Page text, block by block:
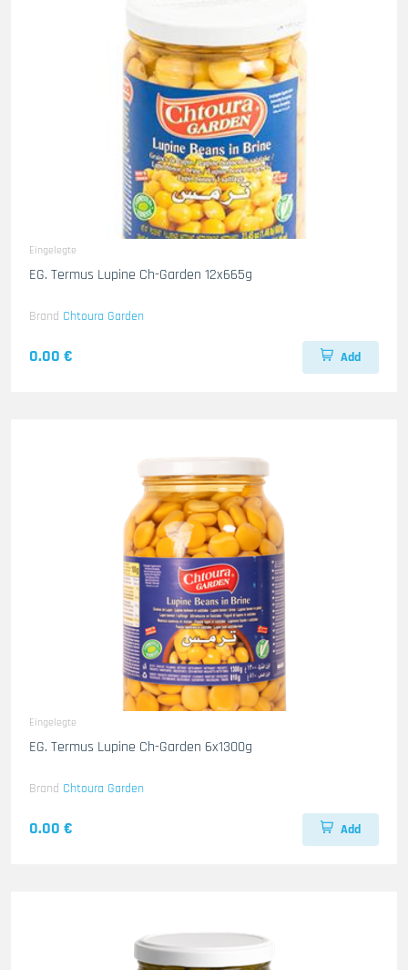
Eingelegte
EG. Termus Lupine Ch-Garden 12x665g
Brand Chtoura Garden
0.00 € Add
Eingelegte
EG. Termus Lupine Ch-Garden 6x1300g
Brand Chtoura Garden
0.00 € Add